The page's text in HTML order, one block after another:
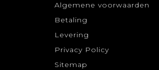
Algemene voorwaarden
Betaling
Levering
Privacy Policy
Sitemap